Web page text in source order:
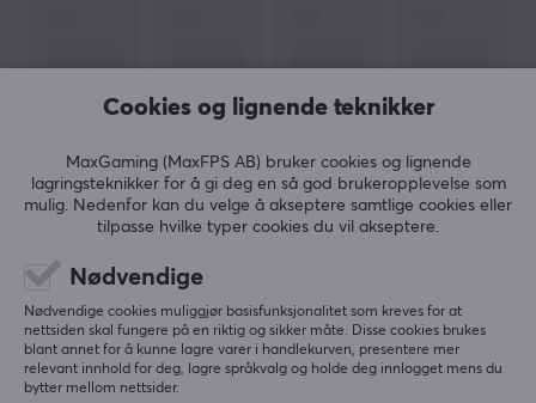
EGENSKAPER
Lukket
Formfaktor
Over-ear
Farge
Svart
FORBINDELSE
VIS MER
ANMELDELSER (0) SPØRSMÅL OG SVAR (0)
Cookies og lignende teknikker
MaxGaming (MaxFPS AB) bruker cookies og lignende
lagringsteknikker for å gi deg en så god brukeropplevelse som
mulig. Nedenfor kan du velge å akseptere samtlige cookies eller
tilpasse hvilke typer cookies du vil akseptere.
Nødvendige
Nødvendige cookies muliggjør basisfunksjonalitet som kreves for at
nettsiden skal fungere på en riktig og sikker måte. Disse cookies brukes
blant annet for å kunne lagre varer i handlekurven, presentere mer
relevant innhold for deg, lagre språkvalg og holde deg innlogget mens du
bytter mellom nettsider.